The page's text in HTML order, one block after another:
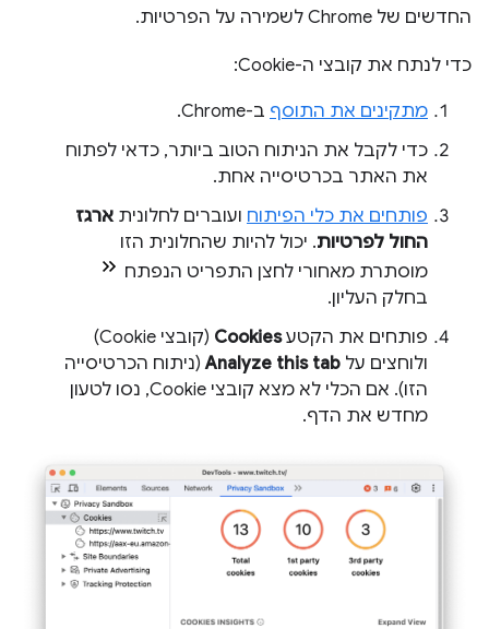
החדשים של Chrome לשמירה על הפרטיות.
כדי לנתח את קובצי ה-Cookie:
מתקינים את התוסף ב-Chrome.
כדי לקבל את הניתוח הטוב ביותר, כדאי לפתוח
את האתר בכרטיסייה אחת.
פותחים את כלי הפיתוח ועוברים לחלונית ארגז
החול לפרטיות. יכול להיות שהחלונית הזו
מוסתרת מאחורי לחצן התפריט הנפתח
בחלק העליון.
פותחים את הקטעCookies
(קובצי Cookie)
ולוחצים על Analyze this tab(ניתוח הכרטיסייה
הזו). אם הכלי לא מצא קובצי Cookie, נסו לטעון
מחדש את הדף.